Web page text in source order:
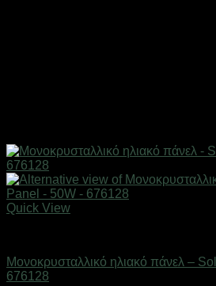
Quick View
Μονοκρυσταλλικό ηλιακό πάνελ –
676128